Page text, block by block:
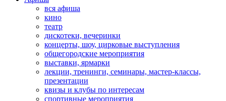
вся афиша
кино
театр
дискотеки, вечеринки
концерты, шоу, цирковые выступления
общегородские мероприятия
выставки, ярмарки
лекции, тренинги, семинары, мастер-классы,
презентации
квизы и клубы по интересам
спортивные мероприятия